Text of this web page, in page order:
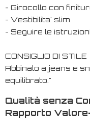
- Girocollo con
- Vestibilita' slim
- Seguire le
CONSIGLIO DI STILE
Abbinalo a jeans e
equilibrato."
Qualità senza
Rapporto